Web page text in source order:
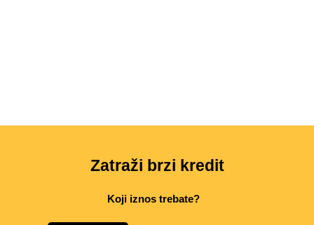
Zatraži brzi kredit
Koji iznos trebate?